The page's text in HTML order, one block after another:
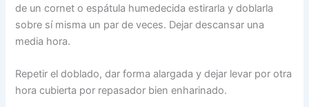
de un cornet o espátula humedecida estirarla y doblarla
sobre sí misma un par de veces. Dejar descansar una
media hora.
Repetir el doblado, dar forma alargada y dejar levar por otra
hora cubierta por repasador bien enharinado.